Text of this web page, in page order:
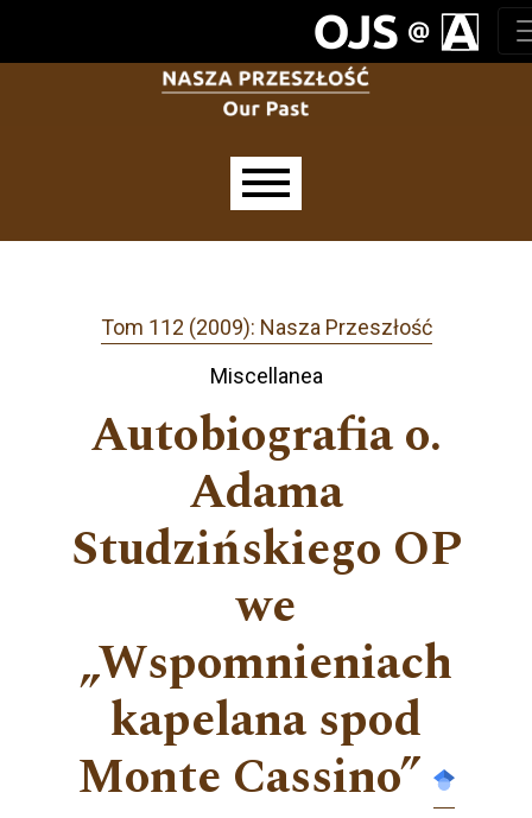
Tom 112 (2009): Nasza Przeszłość
Miscellanea
Autobiografia o.
Adama
Studzińskiego OP
we
„Wspomnieniach
kapelana spod
Monte Cassino”